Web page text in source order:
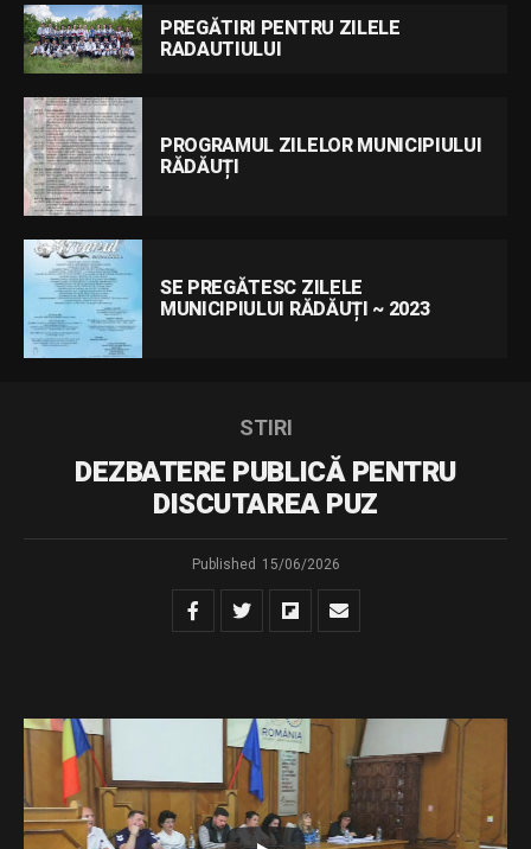
PREGĂTIRI PENTRU ZILELE
RADAUTIULUI
PROGRAMUL ZILELOR MUNICIPIULUI
RĂDĂUȚI
SE PREGĂTESC ZILELE
MUNICIPIULUI RĂDĂUȚI ~ 2023
STIRI
DEZBATERE PUBLICĂ PENTRU
DISCUTAREA PUZ
Published 15/06/2026